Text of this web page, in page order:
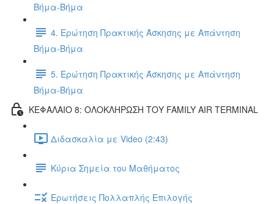
Βήμα-Βήμα
4. Ερώτηση Πρακτικής Άσκησης με Απάντηση
Βήμα-Βήμα
5. Ερώτηση Πρακτικής Άσκησης με Απάντηση
Βήμα-Βήμα
ΚΕΦΑΛΑΙΟ 8: ΟΛΟΚΛΗΡΩΣΗ ΤΟΥ FAMILY AIR TERMINAL
Διδασκαλία με Video (2:43)
Κύρια Σημεία του Μαθήματος
Ερωτήσεις Πολλαπλής Επιλογής